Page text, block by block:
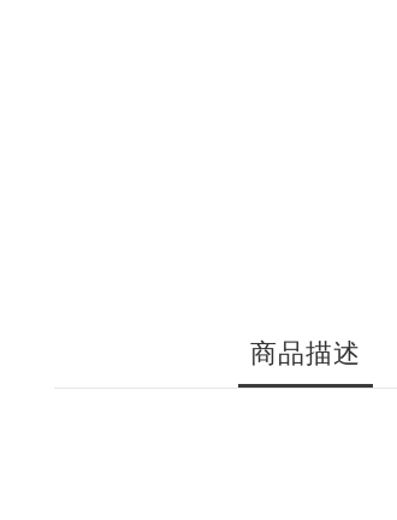
商品描述